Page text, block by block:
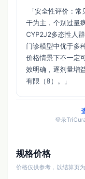
干为主，个别过量
CYP2J2多态性人
门诊模型中优于多
价格情景下不一定
效明确，逐剂量增
有限（8）。」
登录
规格价格
价格仅供参考，以结算页